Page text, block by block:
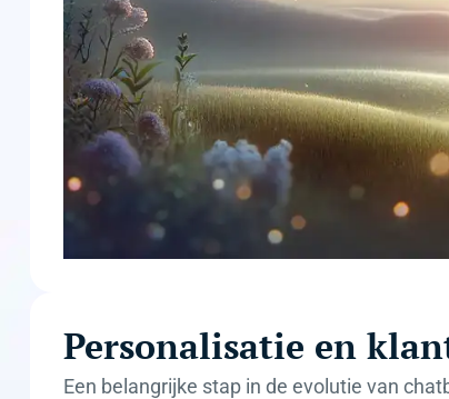
Personalisatie en
Een belangrijke stap in de evolutie van